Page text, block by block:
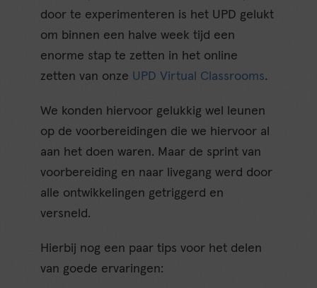
door te experimenteren is het UPD gelukt
om binnen een halve week tijd een
enorme stap te zetten in het online
zetten van onze UPD Virtual Classrooms.
We konden hiervoor gelukkig wel leunen
op de voorbereidingen die we hiervoor al
aan het doen waren. Maar de sprint van
voorbereiding en naar livegang werd door
alle ontwikkelingen getriggerd en
versneld.
Hierbij nog een paar tips voor het delen
van goede ervaringen: